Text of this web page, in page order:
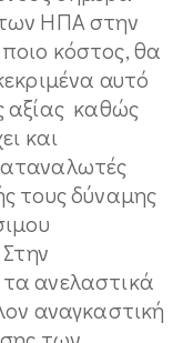
ΗΠΑ στην
κόστος, θα
αυτό
αξίας καθώς
και
τους δύναμης
ανελαστικά
αναγκαστική